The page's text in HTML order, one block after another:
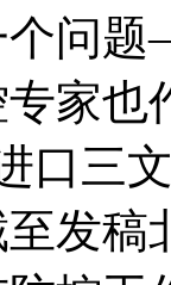
个问
家也
口三
发稿